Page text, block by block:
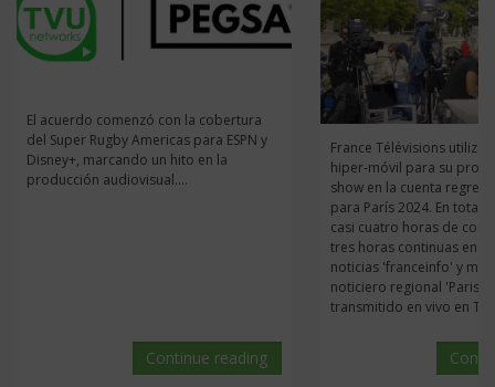
El acuerdo comenzó con la cobertura
del Super Rugby Americas para ESPN y
Disney+, marcando un hito en la
producción audiovisual....
Continue reading
France Télévisions utilizó
hiper-móvil para su
show en la cuenta
para París 2024. En total,
casi cuatro horas de
tres horas continuas en
noticias 'franceinfo' y
noticiero regional 'Paris
transmitido en vivo en